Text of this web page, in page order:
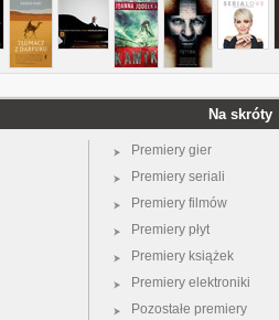
Na skróty
Premiery gier
Premiery seriali
Premiery filmów
Premiery płyt
Premiery książek
Premiery elektroniki
Pozostałe premiery